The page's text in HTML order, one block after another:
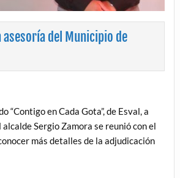
del Municipio de
“Contigo en Cada Gota”, de Esval, a
Sergio Zamora se reunió con el
más detalles de la adjudicación